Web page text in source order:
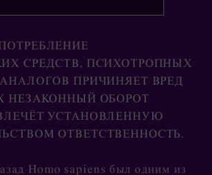
СРЕДСТВ, ПСИХОТРОПНЫХ
ПРИЧИНЯЕТ ВРЕД
НЕЗАКОННЫЙ ОБОРОТ
УСТАНОВЛЕННУЮ
ОТВЕТСТВЕННОСТЬ.
Homo sapiens был одним из